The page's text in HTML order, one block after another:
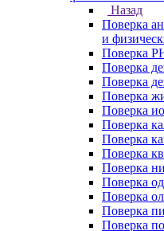
Назад
Поверка
и
Поверка
Поверка
Поверка
Поверка
Поверка
Поверка
Поверка
Поверка
Поверка
Поверка
Поверка
Поверка
Поверка